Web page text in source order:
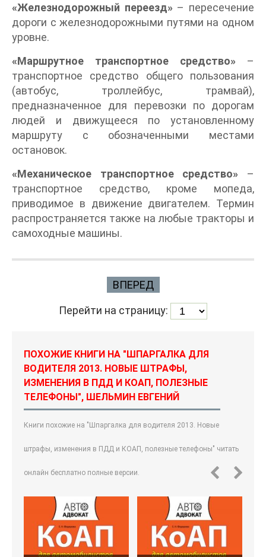
«Железнодорожный переезд» – пересечение
дороги с железнодорожными путями на одном
уровне.
«Маршрутное транспортное средство» –
транспортное средство общего пользования
(автобус, троллейбус, трамвай),
предназначенное для перевозки по дорогам
людей и движущееся по установленному
маршруту с обозначенными местами
остановок.
«Механическое транспортное средство» –
транспортное средство, кроме мопеда,
приводимое в движение двигателем. Термин
распространяется также на любые тракторы и
самоходные машины.
ВПЕРЕД
Перейти на страницу:
ПОХОЖИЕ КНИГИ НА "ШПАРГАЛКА ДЛЯ
ВОДИТЕЛЯ 2013. НОВЫЕ ШТРАФЫ,
ИЗМЕНЕНИЯ В ПДД И КОАП, ПОЛЕЗНЫЕ
ТЕЛЕФОНЫ", ШЕЛЬМИН ЕВГЕНИЙ
Книги похожие на "Шпаргалка для водителя 2013. Новые
штрафы, изменения в ПДД и КОАП, полезные телефоны" читать
онлайн бесплатно полные версии.